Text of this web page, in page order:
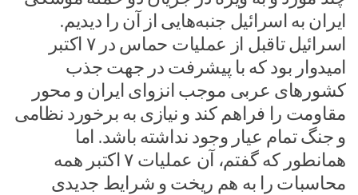
ایران به اسرائیل جنبه‌هایی از آن را دیدیم.
اسرائیل تاقبل از عملیات حماس در ۷ اکتبر
امیدوار بود که با پیشرفت در جهت جذب
کشور‌های عربی موجب انزوای ایران و محور
مقاومت را فراهم کند و نیازی به برخورد نظامی
و جنگ تمام عیار وجود نداشته باشد. اما
همانطور که گفتم، آن عملیات ۷ اکتبر همه
محاسبات را به هم ریخت و شرایط جدیدی